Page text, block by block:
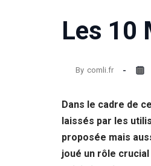
Les 10
By comli.fr
Dans le cadre de
laissés par les
proposée mais
joué un rôle
du site Web,
en fonction